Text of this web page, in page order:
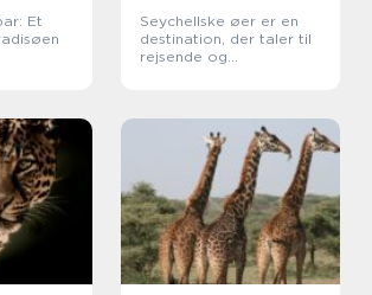
Et
Seychellske øer er en
destination, der taler til
rejsende og